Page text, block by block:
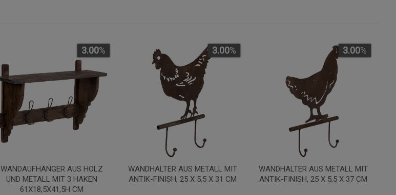
WANDAUFHÄNGER AUS HOLZ
UND METALL MIT 3 HAKEN
61X18,5X41,5H CM
3.00%
WANDHALTER AUS METALL MIT
ANTIK-FINISH, 25 X 5,5 X 31 CM
3.00%
WANDHALTER AUS METALL MIT
ANTIK-FINISH, 25 X 5,5 X 37 CM
3.00%